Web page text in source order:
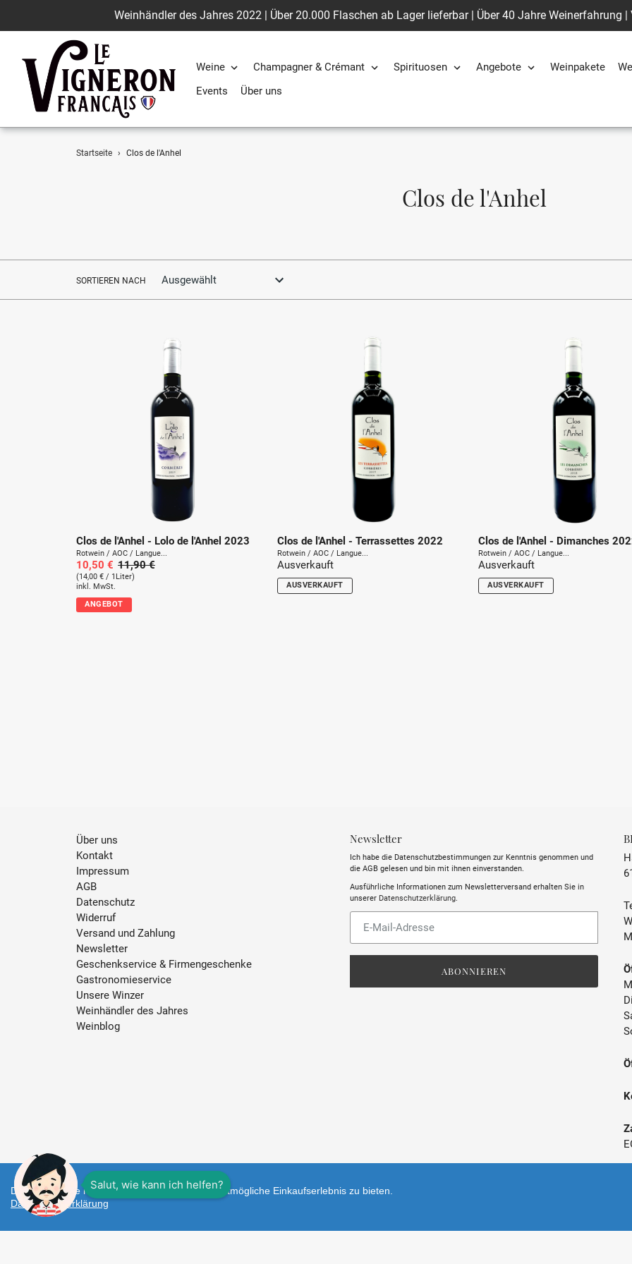
Weinhändler des Jahres 2022 | Über 20.000 Flaschen ab Lager lieferbar | Über 40 Jahre Weinerfahrung
Weine Champagner & Crémant Spirituosen Angebote Weinpakete
Events
Über uns
Startseite › Clos de l'Anhel
S
l
Clos de l'Anhel
SORTIEREN NACH
Clos de l'Anhel - Lolo de l'Anhel 2023
Rotwein / AOC / Langue...
10,50 € 11,90 €
(14,00 € / 1Liter)
inkl. MwSt.
ANGEBOT
Clos de l'Anhel - Terrassettes 2022
Rotwein / AOC / Langue...
Ausverkauft
AUSVERKAUFT
Clos de l'Anhel - Dimanches
Rotwein / AOC / Langue...
Ausverkauft
AUSVERKAUFT
Über uns
Kontakt
Impressum
AGB
Datenschutz
Widerruf
Versand und Zahlung
Newsletter
Geschenkservice & Firmengeschenke
Gastronomieservice
Unsere Winzer
Weinhändler des Jahres
Weinblog
Newsletter
Ich habe die Datenschutzbestimmungen zur Kenntnis genommen und
die AGB gelesen und bin mit ihnen einverstanden.
Ausführliche Informationen zum Newsletterversand erhalten Sie in
unserer Datenschutzerklärung
ABONNIEREN
Diese Webseite nutzt Cookies um Ihnen das bestmögliche Einkaufserlebnis zu bieten.
Datenschutzerklärung